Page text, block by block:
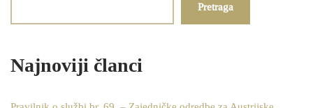
Pretraga
Najnoviji članci